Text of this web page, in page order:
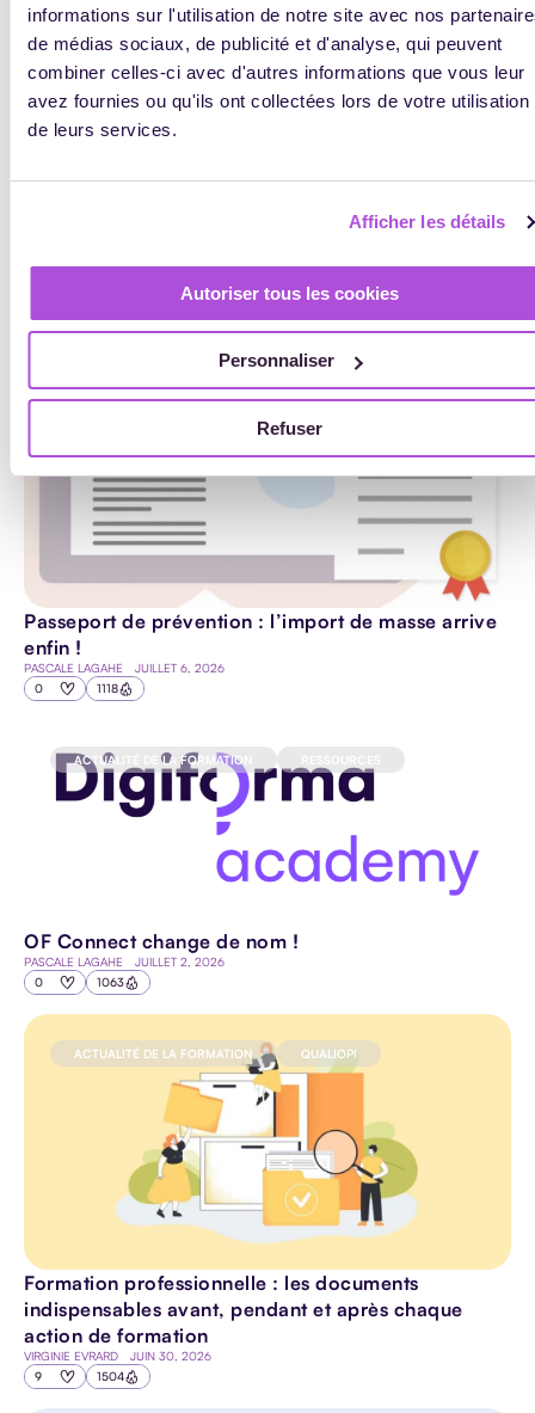
informations sur l'utilisation de notre site avec nos
de médias sociaux, de publicité et d'analyse, qui peuvent
combiner celles-ci avec d'autres informations que vous leur
avez fournies ou qu'ils ont collectées lors de votre utilisation
de leurs services.
Afficher les détails
Autoriser tous les cookies
Personnaliser
Refuser
Formation frugale : faire mieux avec moins (et
Passeport de prévention : l’import de masse arrive
enfin !
PASCALE LAGAHE JUILLET 6, 2026
0 1118
OF Connect change de nom !
PASCALE LAGAHE JUILLET 2, 2026
ACTUALITÉ DE LA FORMATION
0 1063
Formation professionnelle : les documents
indispensables avant, pendant et après chaque
action de formation
VIRGINIE EVRARD JUIN 30, 2026
ACTUALITÉ DE LA FORMATION QUALIOPI
9 1504